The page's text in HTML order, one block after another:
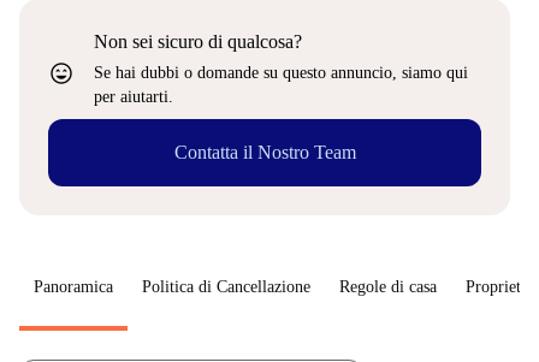
sentiment_very_satisfied
Non sei sicuro di qualcosa?
Se hai dubbi o domande su questo annuncio, siamo qui
per aiutarti.
Contatta il Nostro Team
Panoramica Politica di Cancellazione Regole di casa